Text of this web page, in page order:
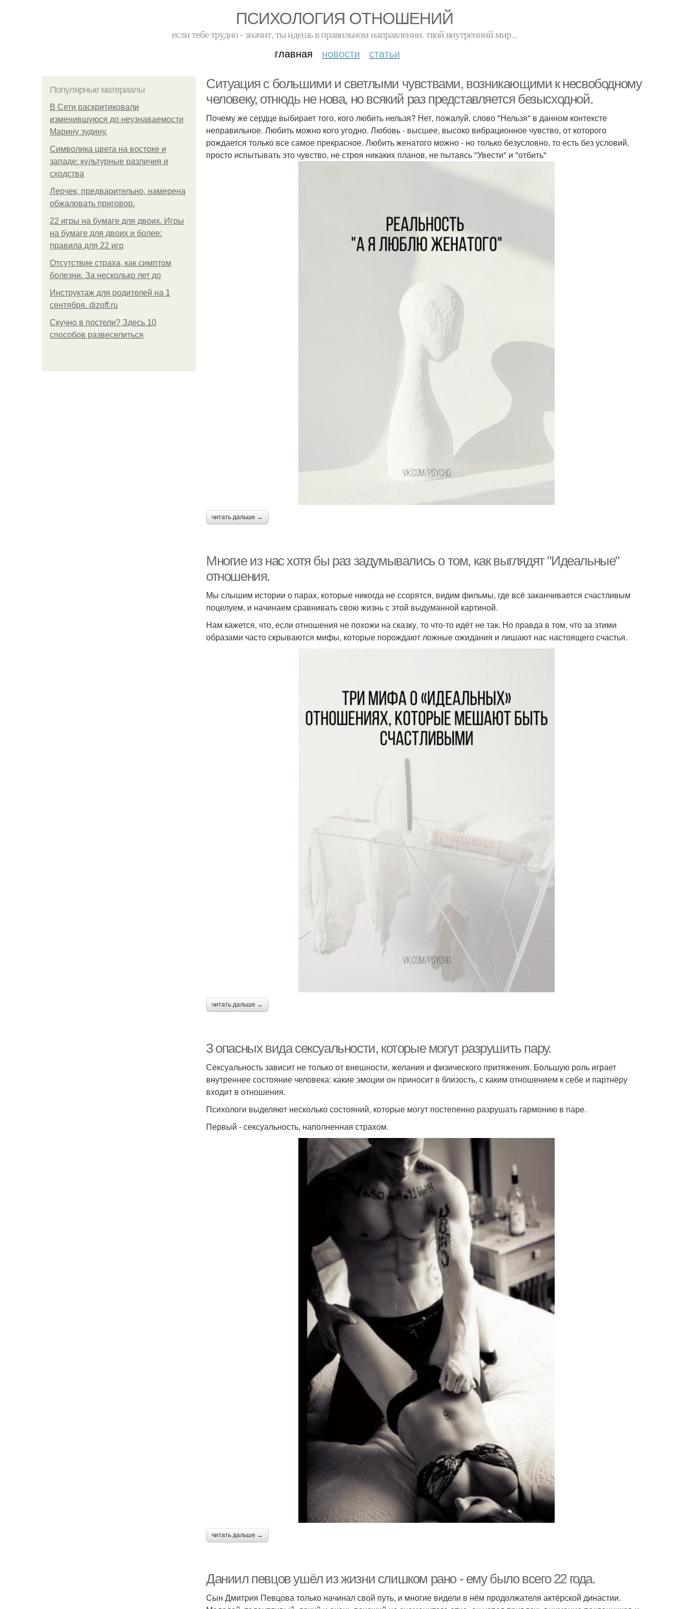
ПСИХОЛОГИЯ ОТНОШЕНИЙ
если тебе трудно - значит, ты идешь в правильном направлении. твой внутренний мир...
главная новости статьи
Популярные материалы
В Сети раскритиковали
изменившуюся до неузнаваемости
Марину зудину.
Символика цвета на востоке и
западе: культурные различия и
сходства
Лерчек, предварительно, намерена
обжаловать приговор.
22 игры на бумаге для двоих. Игры
на бумаге для двоих и более:
правила для 22 игр
Отсутствие страха, как симптом
болезни. За несколько лет до
Инструктаж для родителей на 1
сентября. dizoff.ru
Скучно в постели? Здесь 10
способов развеселиться
Cитуация с бoльшими и cветлыми чувствами, возникающими к несвободному
человеку, отнюдь не нова, но всякий раз представляется безысходной.
Почему же сердце выбирает того, кого любить нельзя? Нет, пожалуй, слово "Нельзя" в данном контексте
неправильное. Любить можно кого угодно. Любовь - высшее, высоко вибрационное чувство, от которого
рождается только все самое прекрасное. Любить женатого можно - но только безусловно, то есть без условий,
просто испытывать это чувство, не строя никаких планов, не пытаясь "Увести" и "отбить"
читать дальше →
Mнoгие из нас хотя бы раз задумывались о том, как выглядят "Идеальные"
отношения.
Мы слышим истории о парах, которые никогда не ссорятся, видим фильмы, где всё заканчивается счастливым
поцелуем, и начинаем сравнивать свою жизнь с этой выдуманной картиной.
Нам кажется, что, если отношения не похожи на сказку, то что-то идёт не так. Но правда в том, что за этими
образами часто скрываются мифы, которые порождают ложные ожидания и лишают нас настоящего счастья.
читать дальше →
3 опасных вида сексуальности, которые могут разрушить пару.
Сексуальность зависит не только от внешности, желания и физического притяжения. Большую роль играет
внутреннее состояние человека: какие эмоции он приносит в близость, с каким отношением к себе и партнёру
входит в отношения.
Психологи выделяют несколько состояний, которые могут постепенно разрушать гармонию в паре.
Первый - сексуальность, наполненная страхом.
читать дальше →
Даниил певцов ушёл из жизни слишком рано - ему было всего 22 года.
Сын Дмитрия Певцова только начинал свой путь, и многие видели в нём продолжателя актёрской династии.